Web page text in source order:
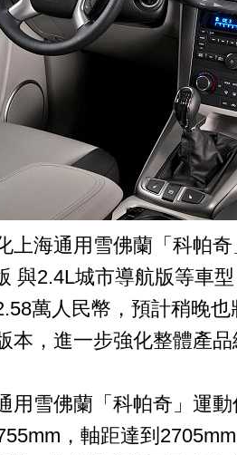
上海通用雪佛蘭「科帕
與2.4L城市導航版等車
萬人民幣，預計稍晚
本，進一步強化整體產
用雪佛蘭「科帕奇」運
，軸距達到